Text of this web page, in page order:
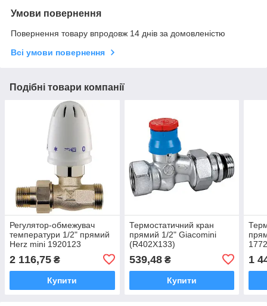
Умови повернення
Повернення товару впродовж 14 днів за домовленістю
Всі умови повернення
Подібні товари компанії
Регулятор-обмежувач
температури 1/2" прямий
Herz mini 1920123
2 116,75 ₴
Купити
Термостатичний кран
прямий 1/2" Giacomini
(R402X133)
539,48₴
Купити
1